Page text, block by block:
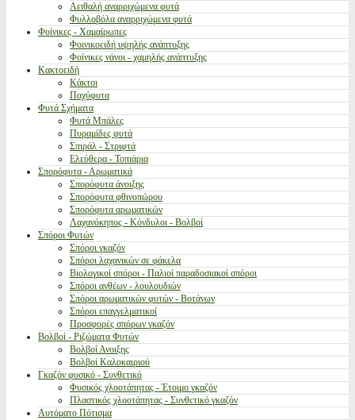
Αειθαλή αναρριχώμενα φυτά
Φυλλοβόλα αναρριχώμενα φυτά
Φοίνικες - Χαμαίρωπες
Φοινικοειδή υψηλής ανάπτυξης
Φοίνικες νάνοι - χαμηλής ανάπτυξης
Κακτοειδή
Κάκτοι
Παχύφυτα
Φυτά Σχήματα
Φυτά Μπάλες
Πυραμίδες φυτά
Σπιράλ - Στριφτά
Ελεύθερα - Τοπιάρια
Σπορόφυτα - Αρωματικά
Σπορόφυτα άνοιξης
Σπορόφυτα φθινοπώρου
Σπορόφυτα αρωματικών
Λαχανόκηπος - Κόνδυλοι - Βολβοί
Σπόροι Φυτών
Σπόροι γκαζόν
Σπόροι λαχανικών σε φάκελα
Βιολογικοί σπόροι - Παλιοί παραδοσιακοί σπόροι
Σπόροι ανθέων - λουλουδιών
Σπόροι αρωματικών φυτών - Βοτάνων
Σπόροι επαγγελματικοί
Προσφορές σπόρων γκαζόν
Βολβοί - Ριζώματα Φυτών
Βολβοί Ανοιξης
Βολβοί Καλοκαιριού
Γκαζόν φυσικό - Συνθετικό
Φυσικός χλοοτάπητας - Έτοιμο γκαζόν
Πλαστικός χλοοτάπητας - Συνθετικό γκαζόν
Αυτόματο Πότισμα